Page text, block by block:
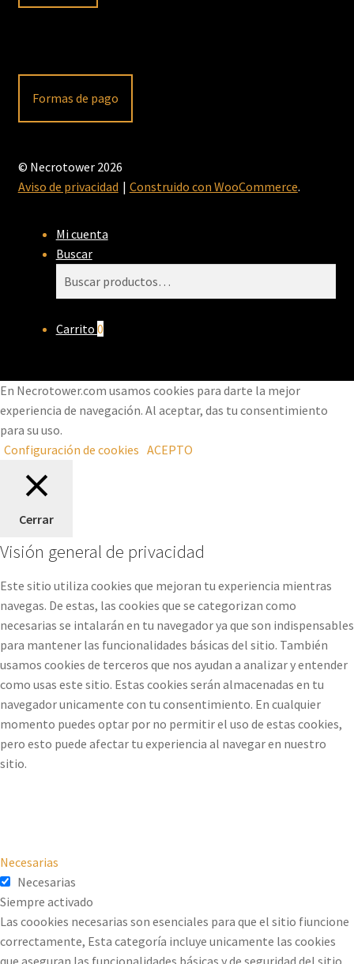
Formas de pago
© Necrotower 2026
Aviso de privacidad
Construido con WooCommerce.
Mi cuenta
Buscar
Carrito 0
En Necrotower.com usamos cookies para darte la mejor
experiencia de navegación. Al aceptar, das tu consentimiento
para su uso.
Configuración de cookies ACEPTO
Cerrar
Visión general de privacidad
Este sitio utiliza cookies que mejoran tu experiencia mientras
navegas. De estas, las cookies que se categorizan como
necesarias se intalarán en tu navegador ya que son indispensables
para mantener las funcionalidades básicas del sitio. También
usamos cookies de terceros que nos ayudan a analizar y entender
como usas este sitio. Estas cookies serán almacenadas en tu
navegador unicamente con tu consentimiento. En cualquier
momento puedes optar por no permitir el uso de estas cookies,
pero esto puede afectar tu experiencia al navegar en nuestro
sitio.
Necesarias
Necesarias
Siempre activado
Las coookies necesarias son esenciales para que el sitio fiuncione
correctamente, Esta categoría incluye unicamente las cookies
que aseguran las funcionalidades básicas y de seguridad del sitio.